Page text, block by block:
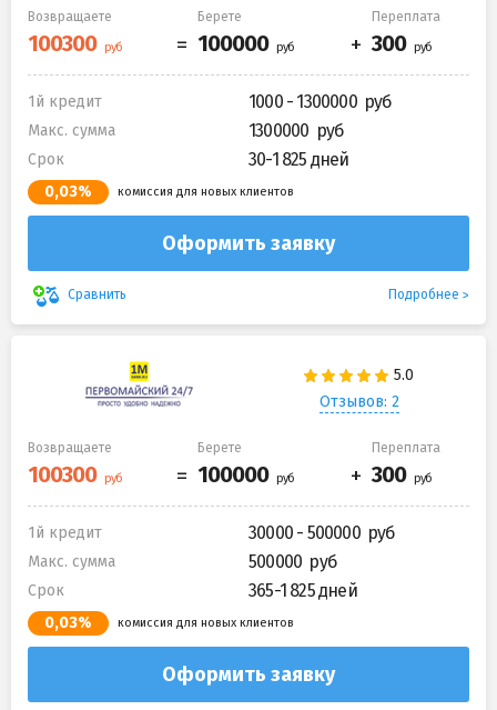
Возвращаете Берете Переплата
1й кредит 1000 - 1300000
Макс. сумма 1300000
Срок 30-1 825 дней
0,03% комиссия для новых клиентов
Оформить заявку
Сравнить Подробнее
Отзывов: 2
Возвращаете Берете Переплата
1й кредит 30000 - 500000
Макс. сумма 500000
Срок 365-1 825 дней
0,03% комиссия для новых клиентов
Оформить заявку